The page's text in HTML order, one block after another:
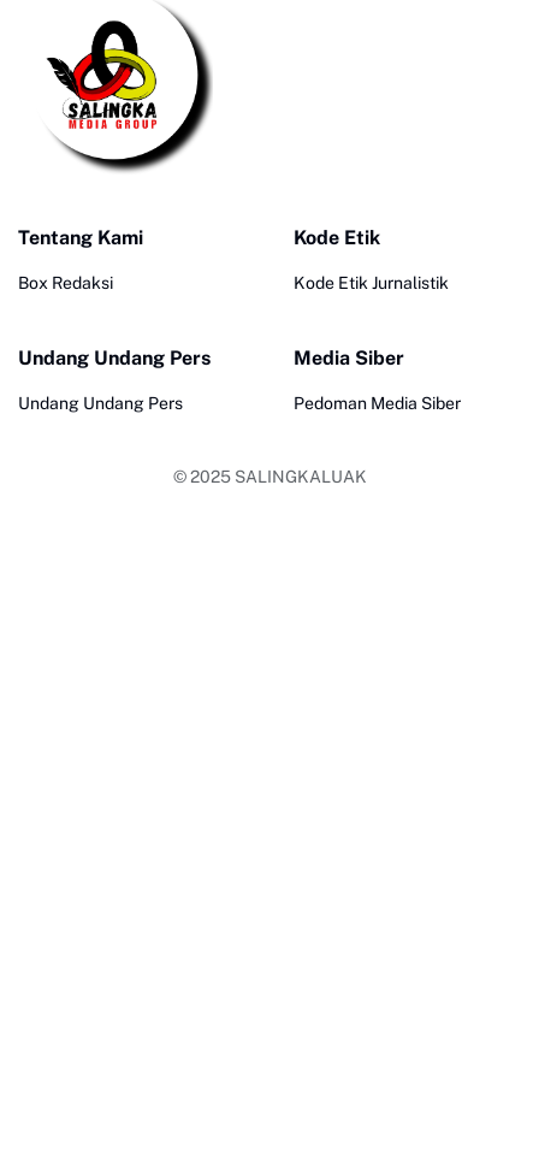
Tentang Kami
Box Redaksi
Kode Etik
Kode Etik Jurnalistik
Undang Undang Pers
Undang Undang Pers
Media Siber
Pedoman Media Siber
© 2025 SALINGKALUAK